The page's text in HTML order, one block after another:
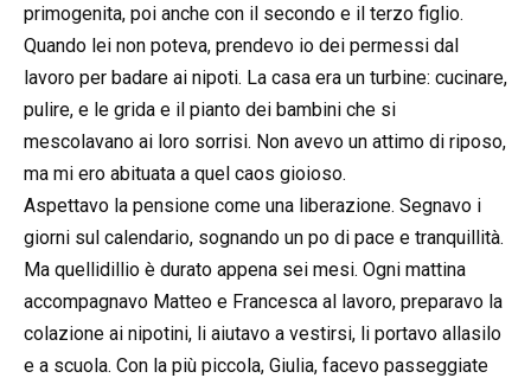
primogenita, poi anche con il secondo e il terzo figlio.
Quando lei non poteva, prendevo io dei permessi dal
lavoro per badare ai nipoti. La casa era un turbine: cucinare,
pulire, e le grida e il pianto dei bambini che si
mescolavano ai loro sorrisi. Non avevo un attimo di riposo,
ma mi ero abituata a quel caos gioioso.
Aspettavo la pensione come una liberazione. Segnavo i
giorni sul calendario, sognando un po di pace e tranquillità.
Ma quellidillio è durato appena sei mesi. Ogni mattina
accompagnavo Matteo e Francesca al lavoro, preparavo la
colazione ai nipotini, li aiutavo a vestirsi, li portavo allasilo
e a scuola. Con la più piccola, Giulia, facevo passeggiate